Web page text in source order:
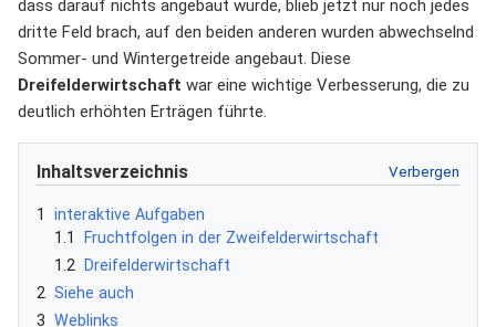
dass darauf nichts angebaut wurde, blieb jetzt nur noch jedes
dritte Feld brach, auf den beiden anderen wurden abwechselnd
Sommer- und Wintergetreide angebaut. Diese
Dreifelderwirtschaft war eine wichtige Verbesserung, die zu
deutlich erhöhten Erträgen führte.
Inhaltsverzeichnis
1
interaktive Aufgaben
1.1
Fruchtfolgen in der Zweifelderwirtschaft
1.2
Dreifelderwirtschaft
2 Siehe auch
3 Weblinks